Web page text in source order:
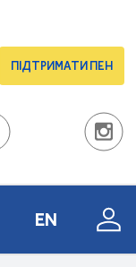
ПІДТРИМАТИ ПЕН
EN